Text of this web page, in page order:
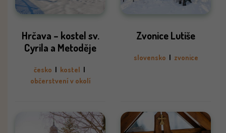
Hrčava – kostel sv.
Cyrila a Metoděje
česko kostel
občerstvení v okolí
Zvonice Lutiše
slovensko zvonice